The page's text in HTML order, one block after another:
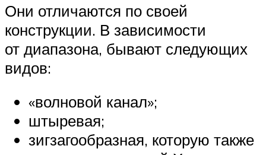
Они отличаются по своей
конструкции. В зависимости
от диапазона, бывают следующих
видов:
«волновой канал»;
штыревая;
зигзагообразная, которую также